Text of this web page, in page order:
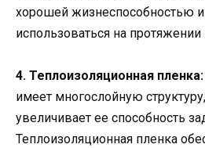
хорошей жизнеспособностью
использоваться на
4. Теплоизоляционная пленка:
имеет многослойную
увеличивает ее способность
Теплоизоляционная пленка